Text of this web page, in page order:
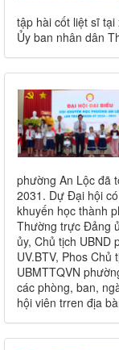
tập hài cốt liệt sĩ
Ủy ban nhân dân
phường An Lộc đã
2031. Dự Đại hội
khuyến học thành
Thường trực Đảng
ủy, Chủ tịch UBND
UV.BTV, Phos
UBMTTQVN
các phòng, ban,
hội viên trren địa